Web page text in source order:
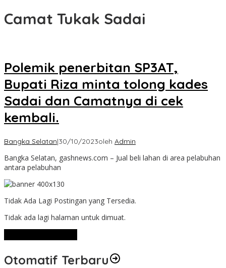
Camat Tukak Sadai
Polemik penerbitan SP3AT,
Bupati Riza minta tolong kades
Sadai dan Camatnya di cek
kembali.
Bangka Selatan|30/10/2023oleh Admin
Bangka Selatan, gashnews.com – Jual beli lahan di area pelabuhan
antara pelabuhan
Tidak Ada Lagi Postingan yang Tersedia.
Tidak ada lagi halaman untuk dimuat.
Otomatif Terbaru